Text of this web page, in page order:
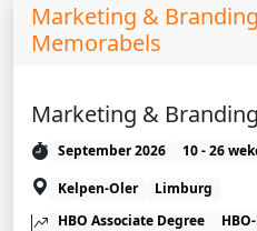
Marketing &
Memorabels
Marketing &
September 2026 10 - 26
Kelpen-Oler
Limburg
HBO Associate Degree